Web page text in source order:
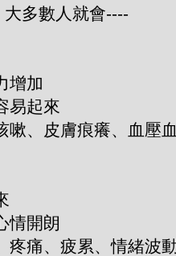
多數人就會----
增加
易起來
嗽、皮膚痕癢、血壓
情開朗
疼痛、疲累、情緒波